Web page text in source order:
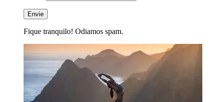
Fique tranquilo! Odiamos spam.